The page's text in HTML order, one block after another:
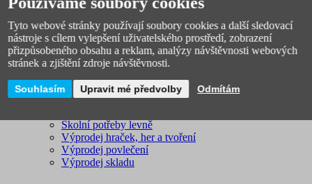
VÝPRODEJ
Školní potřeby levně
Výprodej hraček, her a tvoření
Výprodej povlečení
Výprodej skladu
Tyto webové stránky používají soubory cookies a další sledovací
nástroje s cílem vylepšení uživatelského prostředí, zobrazení
přizpůsobeného obsahu a reklam, analýzy návštěvnosti webových
stránek a zjištění zdroje návštěvnosti.
Souhlasím Upravit mé předvolby Odmítám